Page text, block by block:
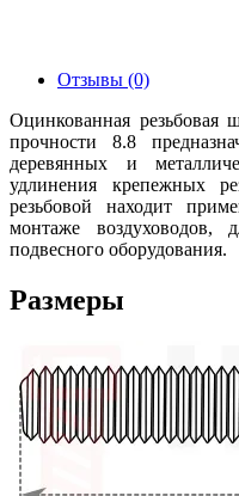
Отзывы (0)
Оцинкованная резьбовая
прочности 8.8
деревянных и
удлинения крепежных
резьбовой находит
монтаже
подвесного оборудования.
Размеры